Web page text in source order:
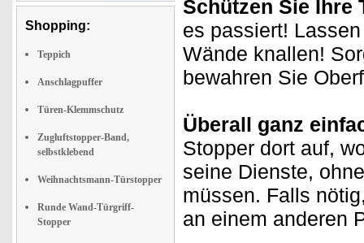
Shopping:
Teppich
Anschlagpuffer
Türen-Klemmschutz
Zugluftstopper-Band,
selbstklebend
Weihnachtsmann-Türstopper
Runde Wand-Türgriff-
Stopper
Schützen Sie Ihre
es passiert!
Wände knallen!
bewahren Sie
Überall ganz
Stopper dort auf,
seine Dienste,
müssen. Falls
an einem anderen